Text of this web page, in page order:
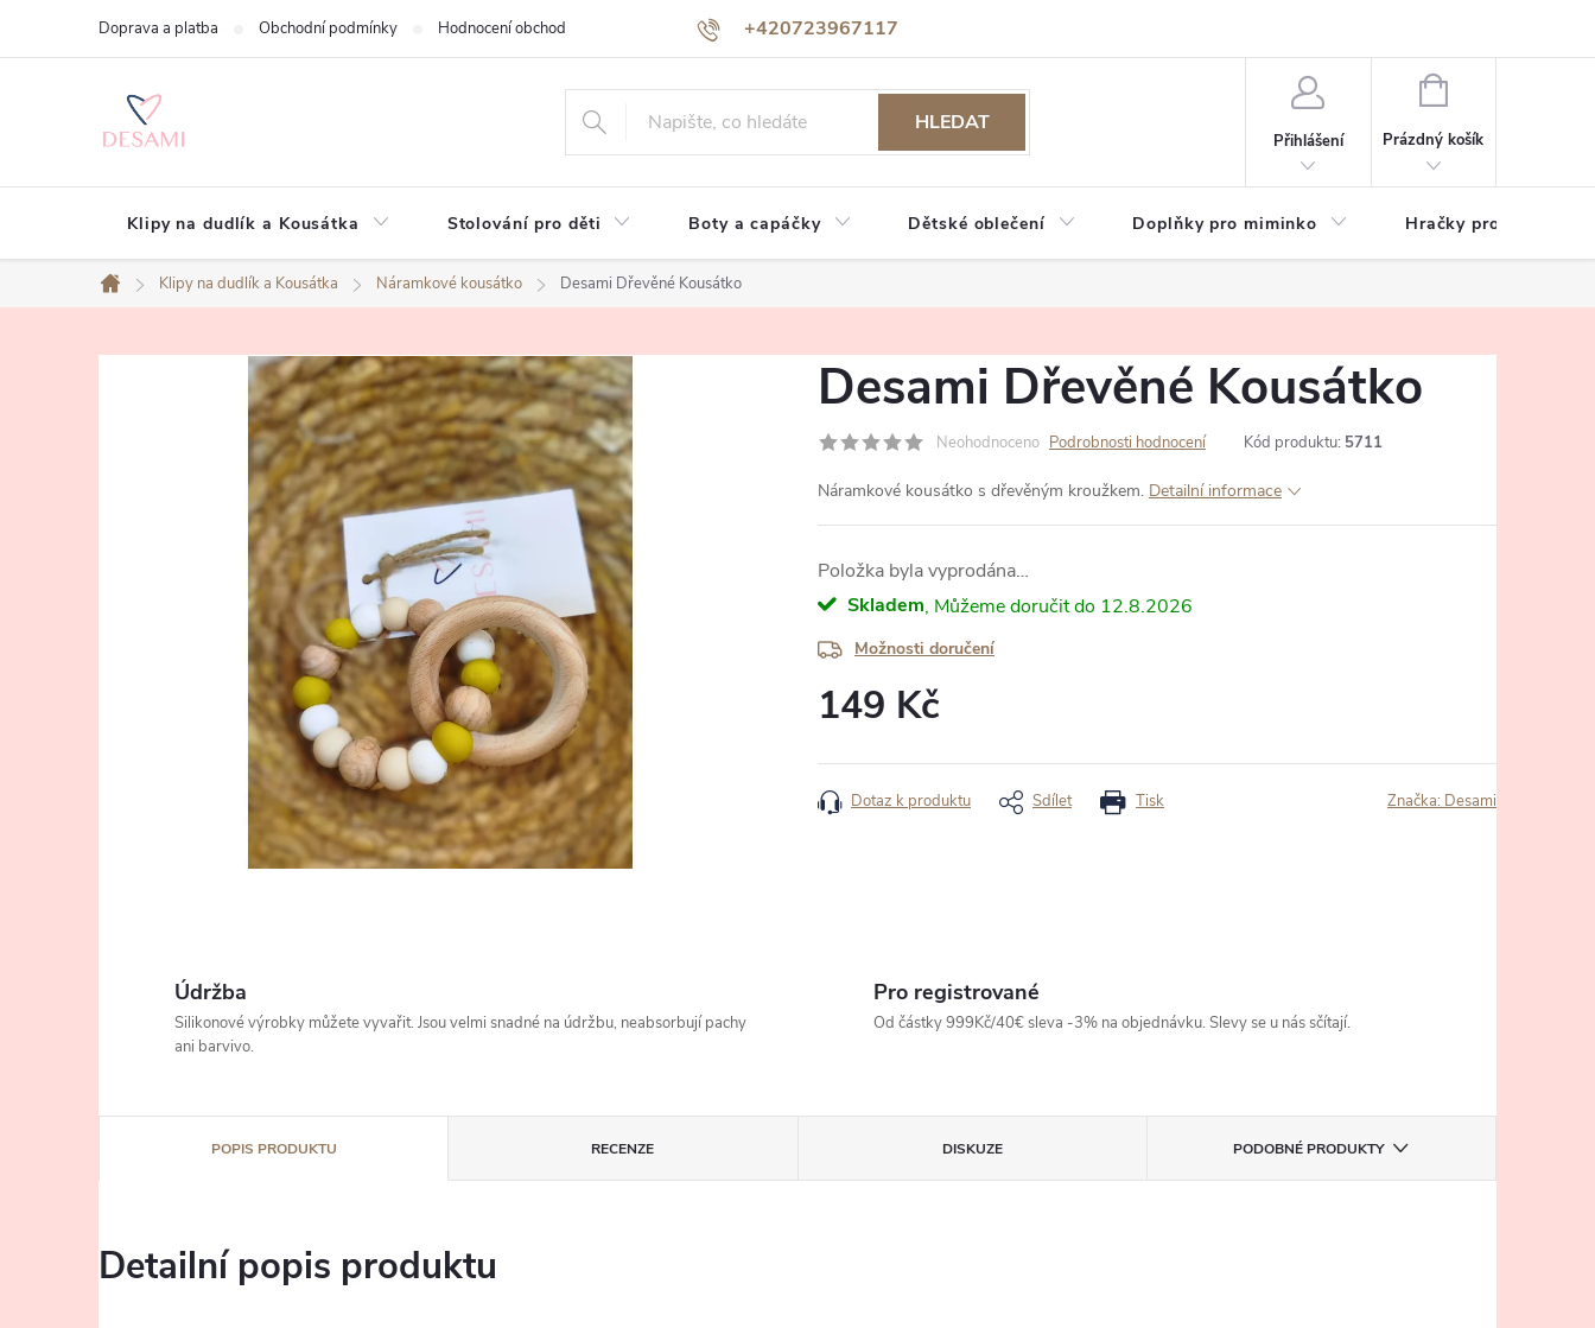
+420723967117
Doprava a platba Obchodní podmínky Hodnocení obchodu Jak nakupovat Reklamace a vrácení zboží
HLEDAT
Přihlášení
NÁKUPNÍ
Prázdný košík
Klipy na dudlík a Kousátka Stolování pro děti Boty a capáčky Dětské oblečení Doplňky pro miminko Hračky pro děti
Domů
Klipy na dudlík a Kousátka Náramkové kousátko Desami Dřevěné Kousátko
Desami Dřevěné Kousátko
Neohodnoceno Podrobnosti hodnocení Kód produktu: 5711
Náramkové kousátko s dřevěným kroužkem. Detailní informace
Položka byla vyprodána…
Skladem
12.8.2026
Možnosti doručení
149 Kč
cena:
Tisk
Dotaz k produktu Sdílet Značka: Desami
Údržba
Silikonové výrobky můžete vyvařit. Jsou velmi snadné na údržbu, neabsorbují pachy
ani barvivo.
Pro registrované
Od částky 999Kč/40€ sleva -3% na objednávku. Slevy se u nás sčítají.
POPIS PRODUKTU RECENZE DISKUZE PODOBNÉ PRODUKTY
Detailní popis produktu